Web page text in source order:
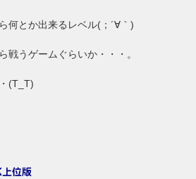
何とか出来るレベル(；´∀｀)
戦うゲームぐらいか・・・。
(T_T)
位版